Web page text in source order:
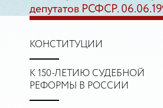
депутатов РСФСР.
КОНСТИТУЦИИ
К 150-ЛЕТИЮ СУДЕБНОЙ
РЕФОРМЫ В РОССИИ